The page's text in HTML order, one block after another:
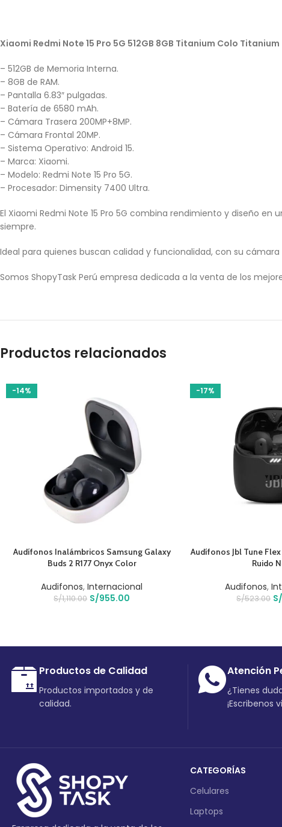
Xiaomi Redmi Note 15 Pro 5G 512GB 8GB Titanium Colo Titanium
– 512GB de Memoria Interna.
– 8GB de RAM.
– Pantalla 6.83″ pulgadas.
– Batería de 6580 mAh.
– Cámara Trasera 200MP+8MP.
– Cámara Frontal 20MP.
– Sistema Operativo: Android 15.
– Marca: Xiaomi.
– Modelo: Redmi Note 15 Pro 5G.
– Procesador: Dimensity 7400 Ultra.
El Xiaomi Redmi Note 15 Pro 5G combina rendimiento y diseño
siempre.
Ideal para quienes buscan calidad y funcionalidad, con su
Somos ShopyTask Perú empresa dedicada a la venta de los
Productos relacionados
-14%
AÑADIR AL CARRITO
Audífonos Inalámbricos Samsung Galaxy
Buds 2 R177 Onyx Color
Audifonos,Internacional
S/1,110.00 S/955.00
-17%
AÑADIR AL CARRITO
Audífonos Jbl Tune
Ruido
Audifonos,
S/523.00 S/
Productos de Calidad
Productos importados y de
calidad.
Atención
¿Tienes
¡Escribenos
CATEGORÍAS
Celulares
Laptops